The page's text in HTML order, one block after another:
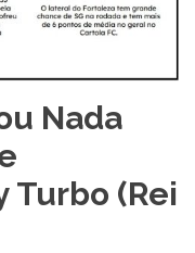
Nada
Turbo (Rei